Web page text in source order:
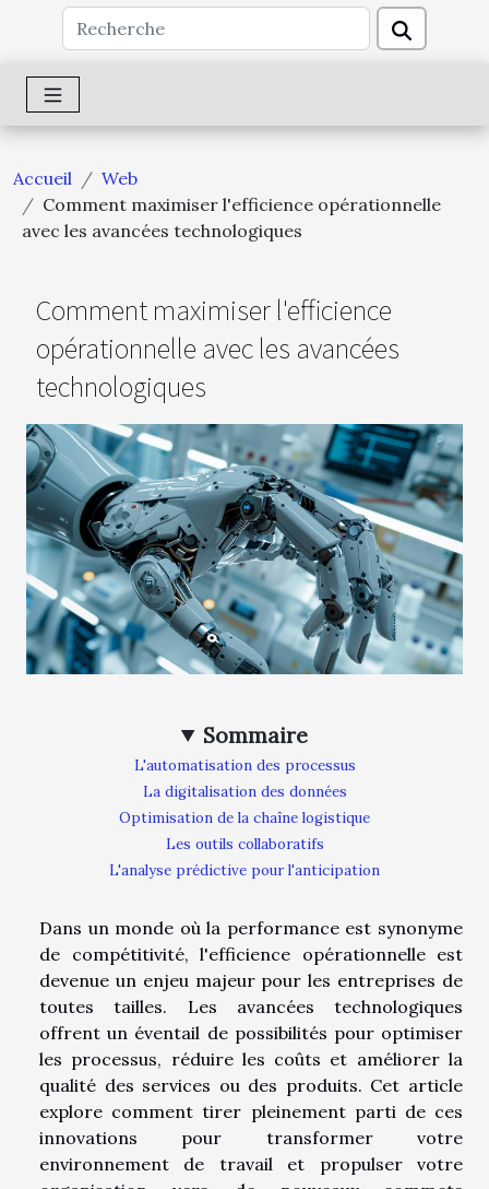
Accueil
Web
Comment maximiser l'efficience opérationnelle
avec les avancées technologiques
Comment maximiser l'efficience
opérationnelle avec les avancées
technologiques
Sommaire
L'automatisation des processus
La digitalisation des données
Optimisation de la chaîne logistique
Les outils collaboratifs
L'analyse prédictive pour l'anticipation
Dans un monde où la performance est synonyme
de compétitivité, l'efficience opérationnelle est
devenue un enjeu majeur pour les entreprises de
toutes tailles. Les avancées technologiques
offrent un éventail de possibilités pour optimiser
les processus, réduire les coûts et améliorer la
qualité des services ou des produits. Cet article
explore comment tirer pleinement parti de ces
innovations pour transformer votre
environnement de travail et propulser votre